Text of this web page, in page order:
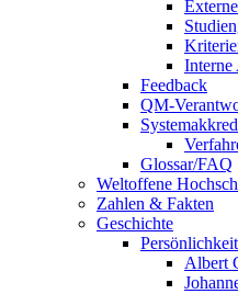
Feedback
QM-
Glossar/FAQ
Weltoffene
Zahlen & Fakten
Geschichte
Albert